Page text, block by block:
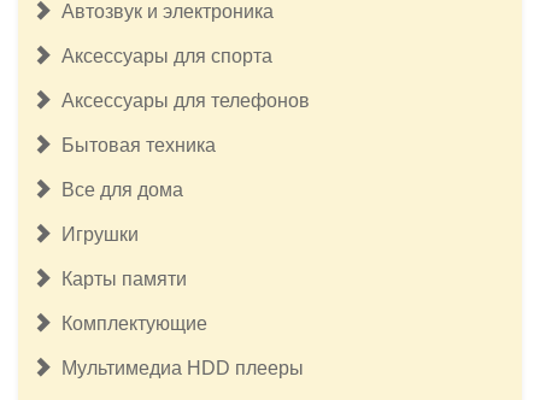
Автозвук и электроника
Аксессуары для спорта
Аксессуары для телефонов
Бытовая техника
Все для дома
Игрушки
Карты памяти
Комплектующие
Мультимедиа HDD плееры